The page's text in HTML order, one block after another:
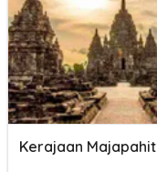
Kerajaan Majapahit